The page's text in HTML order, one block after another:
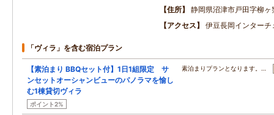
住所
静岡県沼津市戸田字柳
アクセス
伊豆長岡インター
「ヴィラ」を含む宿泊プラン
【素泊まり BBQセット付】1日1組限定 サ
ンセットオーシャンビューのパノラマを愉し
む1棟貸切ヴィラ
ポイント2%
素泊まりプランとなります。…